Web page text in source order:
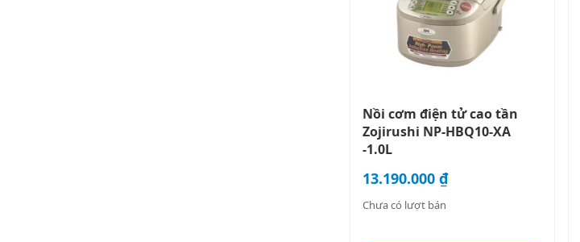
Nồi cơm điện tử cao tần
Zojirushi NP-HBQ10-XA
-1.0L
13.190.000 ₫
Chưa có lượt bán